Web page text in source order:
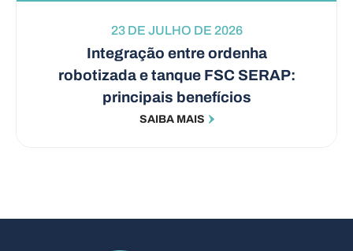
23 DE JULHO DE 2026
Integração entre ordenha
robotizada e tanque FSC SERAP:
principais benefícios
SAIBA MAIS